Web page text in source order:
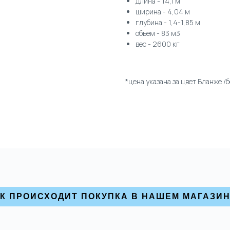
ширина - 4,04 м
глубина - 1,4-1,85 м
объем - 83 м3
вес - 2600 кг
*цена указана за цвет Бланже /
ПРОИСХОДИТ ПОКУПКА В НАШЕМ